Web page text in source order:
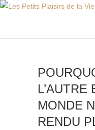
Skip
L’AUTRE
MONDE
RENDU